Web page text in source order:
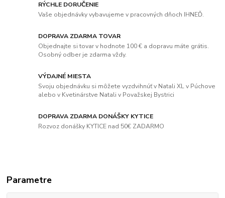
RÝCHLE DORUČENIE
Vaše objednávky vybavujeme v pracovných dňoch IHNEĎ.
DOPRAVA ZDARMA TOVAR
Objednajte si tovar v hodnote 100 € a dopravu máte grátis.
Osobný odber je zdarma vždy.
VÝDAJNÉ MIESTA
Svoju objednávku si môžete vyzdvihnúť v Natali XL v Púchove
alebo v Kvetinárstve Natali v Považskej Bystrici
DOPRAVA ZDARMA DONÁŠKY KYTICE
Rozvoz donášky KYTICE nad 50€ ZADARMO
Parametre